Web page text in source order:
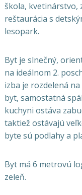
škola, kvetinárstvo,
reštaurácia s
lesopark.
Byt je slnečný,
na ideálnom 2.
izba je rozdelená
byt, samostatná
kuchyni ostáva
taktiež ostávajú
byte sú podlahy a
Byt má 6 metrovú
zeleň.